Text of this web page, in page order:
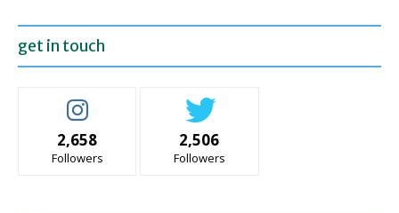
get in touch
2,658
Followers
2,506
Followers